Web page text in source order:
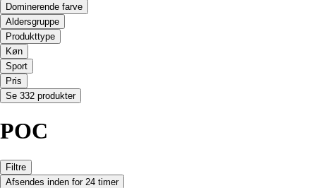
Dominerende farve
Aldersgruppe
Produkttype
Køn
Sport
Pris
Se 332 produkter
POC
Filtre
Afsendes inden for 24 timer